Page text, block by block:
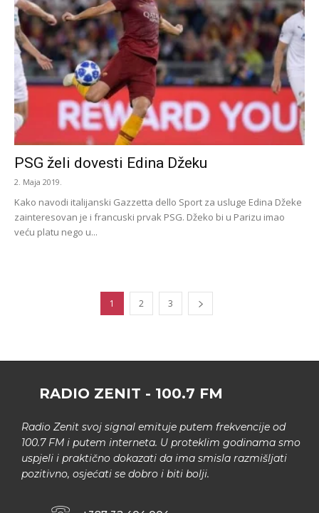
PSG želi dovesti Edina Džeku
2. Maja 2019.
Kako navodi italijanski Gazzetta dello Sport za usluge Edina Džeke
zainteresovan je i francuski prvak PSG. Džeko bi u Parizu imao
veću platu nego u...
1 2 3
RADIO ZENIT - 100.7 FM
Radio Zenit svoj signal emituje putem frekvencije od
100.7 FM i putem interneta. U proteklim godinama smo
uspjeli i praktično dokazati da ima smisla razmišljati
pozitivno, osjećati se dobro i biti bolji.